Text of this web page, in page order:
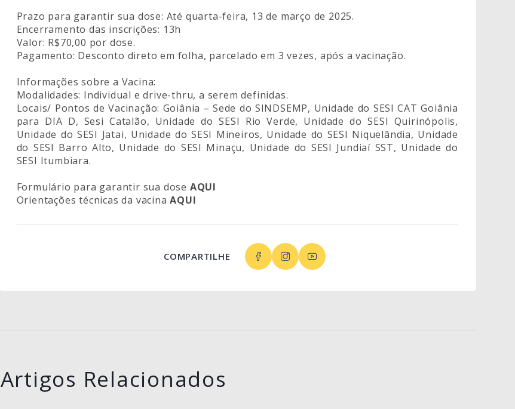
Prazo para garantir sua dose: Até quarta-feira, 13 de março de 2025.
Encerramento das inscrições: 13h
Valor: R$70,00 por dose.
Pagamento: Desconto direto em folha, parcelado em 3 vezes, após a vacinação.
Informações sobre a Vacina:
Modalidades: Individual e drive-thru, a serem definidas.
Locais/ Pontos de Vacinação: Goiânia – Sede do SINDSEMP, Unidade do SESI CAT Goiânia
para DIA D, Sesi Catalão, Unidade do SESI Rio Verde, Unidade do SESI Quirinópolis,
Unidade do SESI Jatai, Unidade do SESI Mineiros, Unidade do SESI Niquelândia, Unidade
do SESI Barro Alto, Unidade do SESI Minaçu, Unidade do SESI Jundiaí SST, Unidade do
SESI Itumbiara.
Formulário para garantir sua dose AQUI
Orientações técnicas da vacinaAQUI
COMPARTILHE
Artigos Relacionados